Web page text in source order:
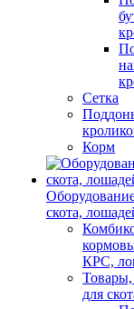
Сетка
Корм
скота,
КРС,
Товары,
для